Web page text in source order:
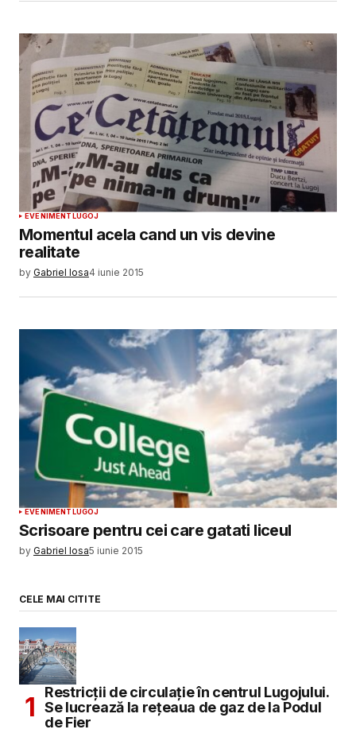
EVENIMENTLUGOJ
Momentul acela cand un vis devine
realitate
by Gabriel Iosa4 iunie 2015
EVENIMENTLUGOJ
Scrisoare pentru cei care gatati liceul
by Gabriel Iosa5 iunie 2015
CELE MAI CITITE
Restricții de circulație în centrul Lugojului.
Se lucrează la rețeaua de gaz de la Podul
de Fier